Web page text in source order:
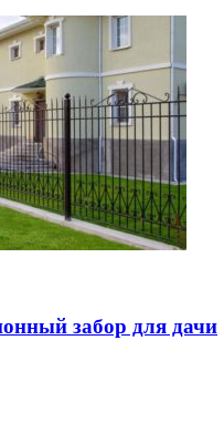
забор для дачи